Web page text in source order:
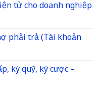
tử cho doanh nghiệp
phải trả (Tài khoản
ký quỹ, ký cược –